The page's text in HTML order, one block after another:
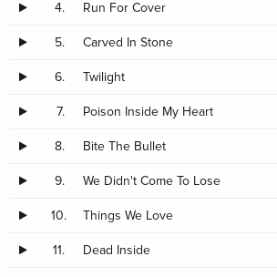
4. Run For Cover
5. Carved In Stone
6. Twilight
7. Poison Inside My Heart
8. Bite The Bullet
9. We Didn't Come To Lose
10. Things We Love
11. Dead Inside